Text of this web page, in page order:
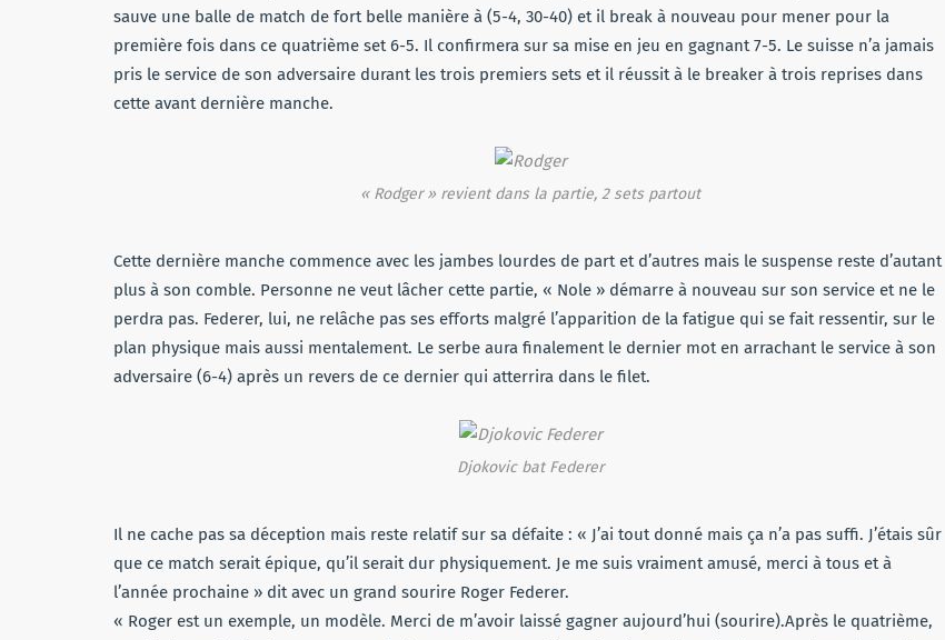
sauve une balle de match de fort belle manière à (5-4, 30-40) et il break à nouveau pour mener pour la
première fois dans ce quatrième set 6-5. Il confirmera sur sa mise en jeu en gagnant 7-5. Le suisse n’a jamais
pris le service de son adversaire durant les trois premiers sets et il réussit à le breaker à trois reprises dans
cette avant dernière manche.
« Rodger » revient dans la partie, 2 sets partout
Cette dernière manche commence avec les jambes lourdes de part et d’autres mais le suspense reste d’autant
plus à son comble. Personne ne veut lâcher cette partie, « Nole » démarre à nouveau sur son service et ne le
perdra pas. Federer, lui, ne relâche pas ses efforts malgré l’apparition de la fatigue qui se fait ressentir, sur le
plan physique mais aussi mentalement. Le serbe aura finalement le dernier mot en arrachant le service à son
adversaire (6-4) après un revers de ce dernier qui atterrira dans le filet.
Djokovic bat Federer
Il ne cache pas sa déception mais reste relatif sur sa défaite : « J’ai tout donné mais ça n’a pas suffi. J’étais sûr
que ce match serait épique, qu’il serait dur physiquement. Je me suis vraiment amusé, merci à tous et à
l’année prochaine » dit avec un grand sourire Roger Federer.
« Roger est un exemple, un modèle. Merci de m’avoir laissé gagner aujourd’hui (sourire).Après le quatrième,